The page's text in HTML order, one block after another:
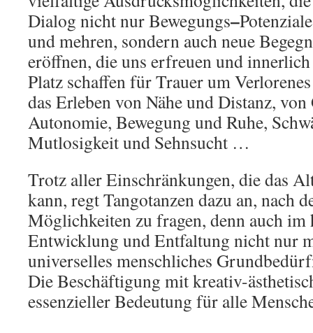
Dialog nicht nur Bewegungs–
und mehren, sondern auch neue
eröffnen, die uns erfreuen und
Platz schaffen für Trauer um
das Erleben von Nähe und Distanz,
Autonomie, Bewegung und Ruhe,
Mutlosigkeit und Sehnsucht …
Trotz aller Einschränkungen, die das
kann, regt Tangotanzen dazu an, nach
Möglichkeiten zu fragen, denn auch
Entwicklung und Entfaltung nicht nur
universelles menschliches
Die Beschäftigung mit kreativ-
essenzieller Bedeutung für alle